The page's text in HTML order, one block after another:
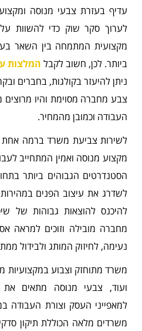
עדיף בעזרת צבעי מנוסה
לערוך סקר שוק כדי להשוות
מקצועית המתמחה בין השאר
ביותר. לכן, חשוב לקבל המלצות
ניתן להיעזר בקולגות, בחברים
צבע מחברה מסוימת והיו
העבודה וכמובן מהמחיר.
לשירות צביעת משרד ברמה אחת
מקצוע מנוסה ואמין המתחייב
הסטנדרטים הגבוהים ביותר
לשדרג את עיצוב הפנים
להיכנס להוצאות גבוהות של
מחברה מובילה וזוכים למראה
נעימה, לחיזוק המותג ולבידול
משרד מתוחזק וצבוע במקצועיות
ועוד, צבעי מנוסה מתאים את
למאפייני העסק וצורת העבודה
משרדים מלאה הכוללת תיקון